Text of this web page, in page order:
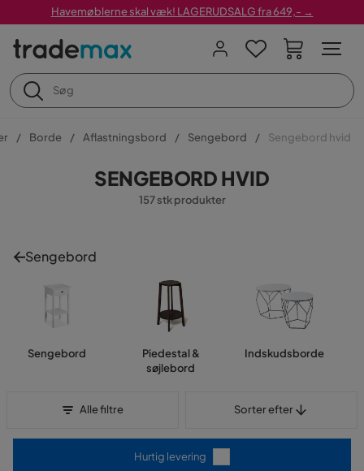
Havemøblerne skal væk! LAGERUDSALG fra 649,- →
Borde Aflastningsbord Sengebord Sengebord hvid
SENGEBORD HVID
157 stk produkter
Sengebord
Sengebord
Piedestal &
søjlebord
Indskudsborde
Alle filtre Sorter efter
Hurtig levering